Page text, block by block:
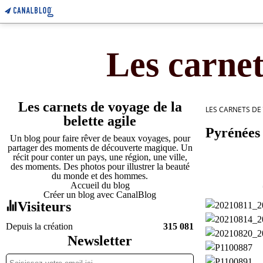
Les
Les carnets de voyage de la
belette agile
Un blog pour faire rêver de beaux voyages, pour
partager des moments de découverte magique. Un
récit pour conter un pays, une région, une ville,
des moments. Des photos pour illustrer la beauté
du monde et des hommes.
Accueil du blog
Créer un blog avec CanalBlog
Visiteurs
Depuis la création 315 081
Newsletter
LES CARNETS
Pyrénées